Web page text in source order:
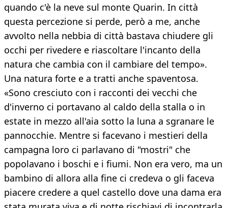
quando c'è la neve sul monte Quarin. In città
questa percezione si perde, però a me, anche
avvolto nella nebbia di città bastava chiudere gli
occhi per rivedere e riascoltare l'incanto della
natura che cambia con il cambiare del tempo».
Una natura forte e a tratti anche spaventosa.
«Sono cresciuto con i racconti dei vecchi che
d'inverno ci portavano al caldo della stalla o in
estate in mezzo all'aia sotto la luna a sgranare le
pannocchie. Mentre si facevano i mestieri della
campagna loro ci parlavano di "mostri" che
popolavano i boschi e i fiumi. Non era vero, ma un
bambino di allora alla fine ci credeva o gli faceva
piacere credere a quel castello dove una dama era